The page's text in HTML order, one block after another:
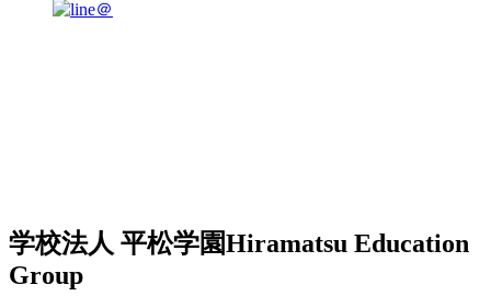
学校法人 平松学園Hiramatsu Education
Group